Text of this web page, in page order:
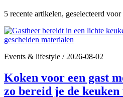
5 recente artikelen, geselecteerd
Events & lifestyle /2026-08-02
Koken voor een gast
zo bereid je de